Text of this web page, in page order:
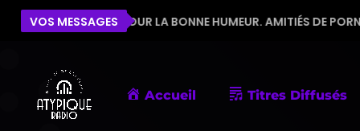
VOS MESSAGES
POUR LA BONNE HUMEUR. AMITIÉS DE PORNIC
Accueil Titres Diffusés